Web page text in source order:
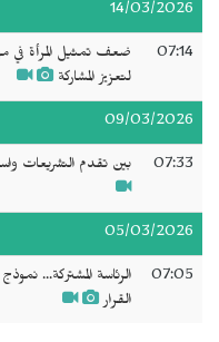
14/03/2026
07:14
ضعف تمثيل المرأة في
لتعزيز المشاركة
09/03/2026
07:33 بين تقدم التشريعات
05/03/2026
07:05
الرئاسة المشتركة...
القرار